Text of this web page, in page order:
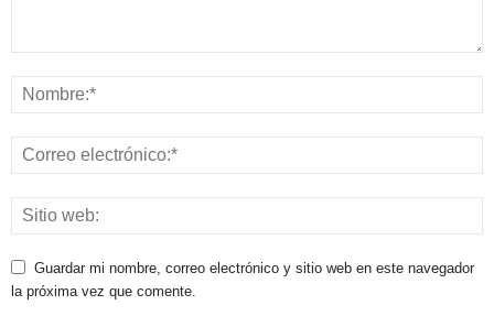
Guardar mi nombre, correo electrónico y sitio web en este navegador
la próxima vez que comente.